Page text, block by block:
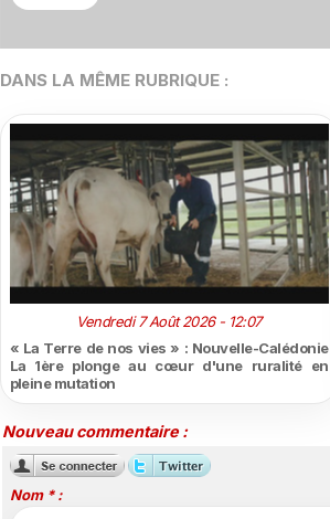
DANS LA MÊME RUBRIQUE :
Vendredi 7 Août 2026 - 12:07
« La Terre de nos vies » : Nouvelle-Calédonie
La 1ère plonge au cœur d'une ruralité en
pleine mutation
Nouveau commentaire :
Nom * :